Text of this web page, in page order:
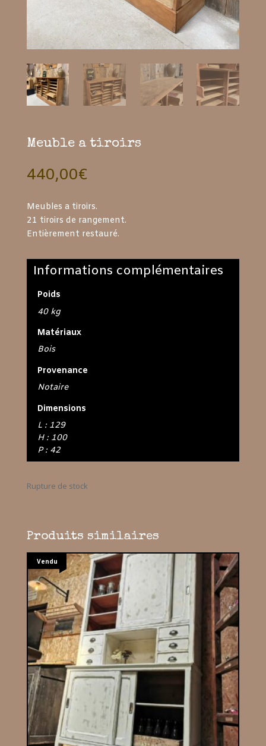
Meuble a tiroirs
440,00€
Meubles a tiroirs.
21 tiroirs de rangement.
Entièrement restauré.
Informations complémentaires
Poids
40 kg
Matériaux
Bois
Provenance
Notaire
Dimensions
L : 129
H : 100
P : 42
Rupture de stock
Produits similaires
Vendu